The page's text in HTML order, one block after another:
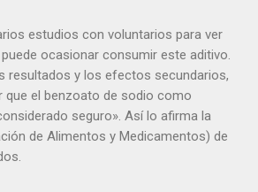
estudios con voluntarios para ver
ocasionar consumir este aditivo.
resultados y los efectos secundarios,
que el benzoato de sodio como
seguro». Así lo afirma la
de Alimentos y Medicamentos) de